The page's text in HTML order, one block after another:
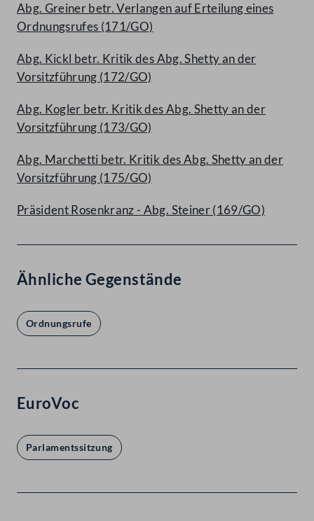
Abg. Greiner betr. Verlangen auf Erteilung eines
Ordnungsrufes (171/GO)
Abg. Kickl betr. Kritik des Abg. Shetty an der
Vorsitzführung (172/GO)
Abg. Kogler betr. Kritik des Abg. Shetty an der
Vorsitzführung (173/GO)
Abg. Marchetti betr. Kritik des Abg. Shetty an der
Vorsitzführung (175/GO)
Präsident Rosenkranz - Abg. Steiner (169/GO)
Ähnliche Gegenstände
Ordnungsrufe
EuroVoc
Parlamentssitzung